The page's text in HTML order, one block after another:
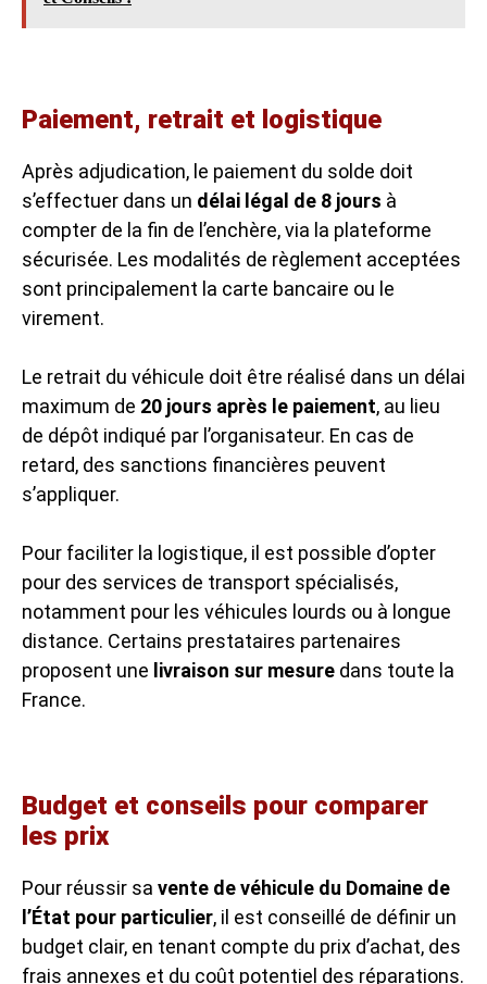
Paiement, retrait et logistique
Après adjudication, le paiement du solde doit
s’effectuer dans un délai légal de 8 jours à
compter de la fin de l’enchère, via la plateforme
sécurisée. Les modalités de règlement acceptées
sont principalement la carte bancaire ou le
virement.
Le retrait du véhicule doit être réalisé dans un délai
maximum de 20 jours après le paiement, au lieu
de dépôt indiqué par l’organisateur. En cas de
retard, des sanctions financières peuvent
s’appliquer.
Pour faciliter la logistique, il est possible d’opter
pour des services de transport spécialisés,
notamment pour les véhicules lourds ou à longue
distance. Certains prestataires partenaires
proposent une livraison sur mesure dans toute la
France.
Budget et conseils pour comparer
les prix
Pour réussir sa vente de véhicule du Domaine de
l’État pour particulier, il est conseillé de définir un
budget clair, en tenant compte du prix d’achat, des
frais annexes et du coût potentiel des réparations.